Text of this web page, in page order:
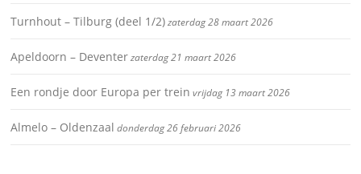
Turnhout – Tilburg (deel 1/2)zaterdag 28 maart 2026
Apeldoorn – Deventerzaterdag 21 maart 2026
Een rondje door Europa per trein vrijdag 13 maart 2026
Almelo – Oldenzaal donderdag 26 februari 2026